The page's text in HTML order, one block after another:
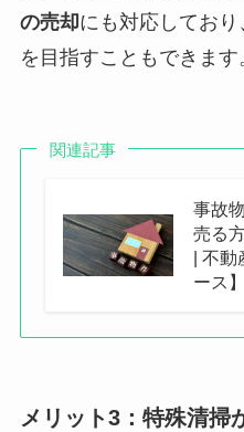
の売却にも対応してお
を目指すこともできます
関連記事
事故
売る
| 不動
ース】
メリット3：特殊清掃